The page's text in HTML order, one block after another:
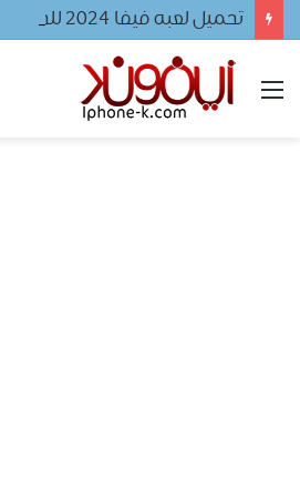
تحميل لعبه فيفا ٢٠٢٤ للجوال
القائمة